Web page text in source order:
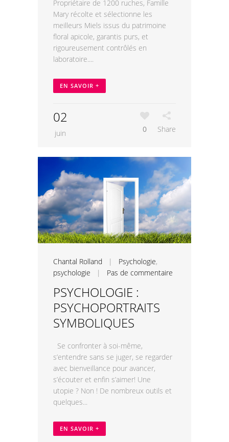
Propriétaire de 1200 ruches, Famille
Mary récolte et sélectionne les
meilleurs Miels issus du patrimoine
floral apicole, garantis purs, et
rigoureusement contrôlés en
laboratoire....
EN SAVOIR +
02
juin 0 Share
Chantal Rolland | Psychologie,
psychologie | Pas de commentaire
PSYCHOLOGIE :
PSYCHOPORTRAITS
SYMBOLIQUES
Se confronter à soi-même,
s’entendre sans se juger, se regarder
avec bienveillance pour avancer,
s’écouter et enfin s’aimer! Une
utopie ? Non ! De nombreux outils et
quelques...
EN SAVOIR +